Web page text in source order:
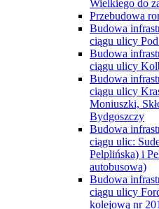
Wielkiego do
Przebudowa
Budowa
ciągu ulicy
Budowa
ciągu ulicy
Budowa
ciągu ulicy
Moniuszki,
Bydgoszczy
Budowa
ciągu ulic:
Pelplińska) i
autobusowa)
Budowa
ciągu ulicy
kolejową nr